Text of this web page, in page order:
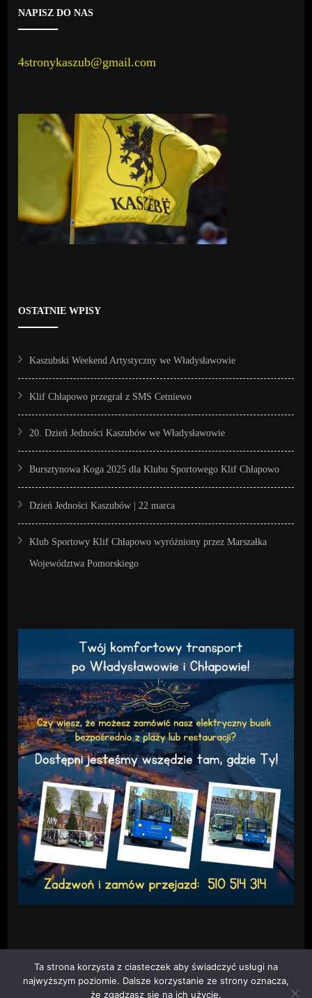
NAPISZ DO NAS
4stronykaszub@gmail.com
OSTATNIE WPISY
Kaszubski Weekend Artystyczny we Władysławowie
Klif Chłapowo przegrał z SMS Cetniewo
20. Dzień Jedności Kaszubów we Władysławowie
Bursztynowa Koga 2025 dla Klubu Sportowego Klif Chłapowo
Dzień Jedności Kaszubów | 22 marca
Klub Sportowy Klif Chłapowo wyróżniony przez Marszałka
Województwa Pomorskiego
Ta strona korzysta z ciasteczek aby świadczyć usługi na
najwyższym poziomie. Dalsze korzystanie ze strony oznacza,
że zgadzasz się na ich użycie.